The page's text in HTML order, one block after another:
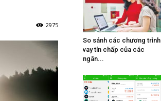
2975
So sánh các chương trình
vay tín chấp của các
ngân...